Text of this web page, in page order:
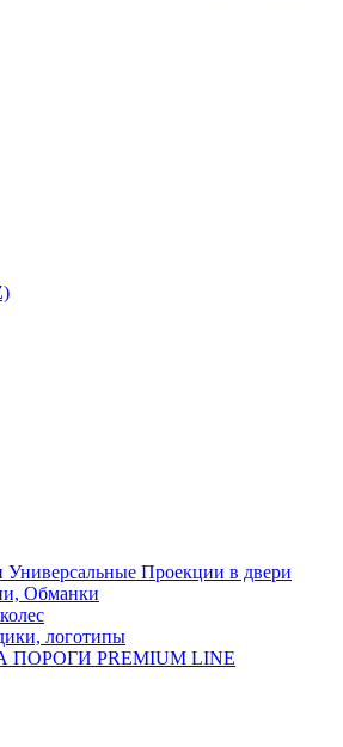
Проекции в двери
Обманки
логотипы
PREMIUM LINE